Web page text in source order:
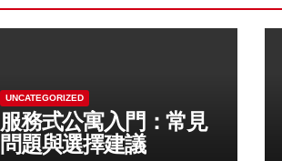
UNCATEGORIZED
服務式公寓入門：常見
問題與選擇建議